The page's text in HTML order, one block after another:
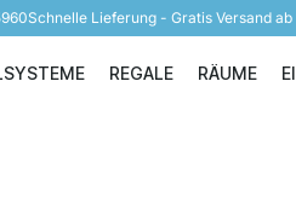
Schnelle Lieferung - Gratis Versand ab
Regalsysteme
REGALE
Regale
RÄUME